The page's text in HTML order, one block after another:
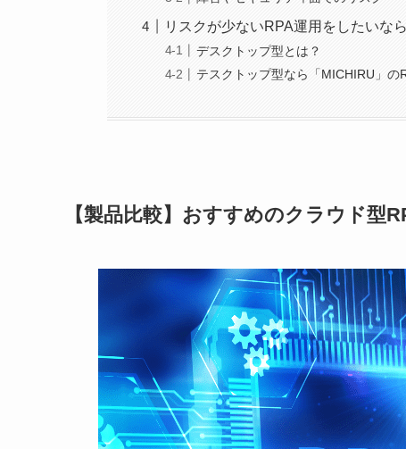
リスクが少ないRPA運用をしたいな
デスクトップ型とは？
テスクトップ型なら「MICHIRU」の
【製品比較】おすすめのクラウド型